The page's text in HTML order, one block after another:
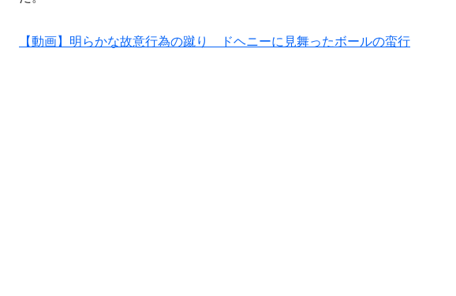
【動画】明らかな故意行為の蹴り ドヘニーに見舞ったボールの蛮行